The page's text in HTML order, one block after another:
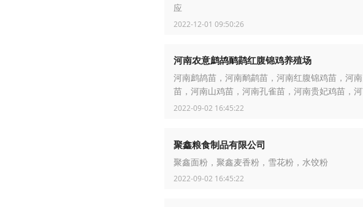
应
2022-12-01 09:50:26
河南农意鹧鸪鸸鹋红腹锦鸡养殖场
河南鹧鸪苗，河南鸸鹋苗，河南红腹锦鸡苗，河
苗，河南山鸡苗，河南孔雀苗，河南贵妃鸡苗，
鸡苗，河南绣球鸡苗，河南元宝鸡苗，河南黑凤
2022-09-02 16:45:22
聚鑫粮食制品有限公司
聚鑫面粉，聚鑫麦香粉，雪花粉，水饺粉
2022-09-02 16:45:22